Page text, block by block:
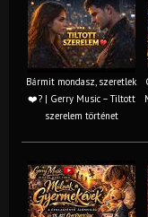
Bármit mondasz, szeretlek
❤️‍? | Gerry Music – Tiltott
szerelem történet